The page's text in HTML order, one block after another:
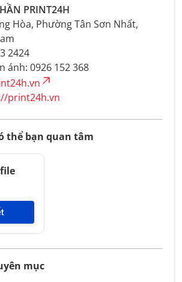
PRINT24H
Hòa, Phường Tân Sơn Nhất,
2424
ánh: 0926 152 368
print24h.vn
thể bạn quan tâm
mục